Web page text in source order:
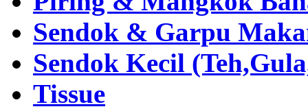
Sendok & Garpu
Sendok Kecil
Tissue